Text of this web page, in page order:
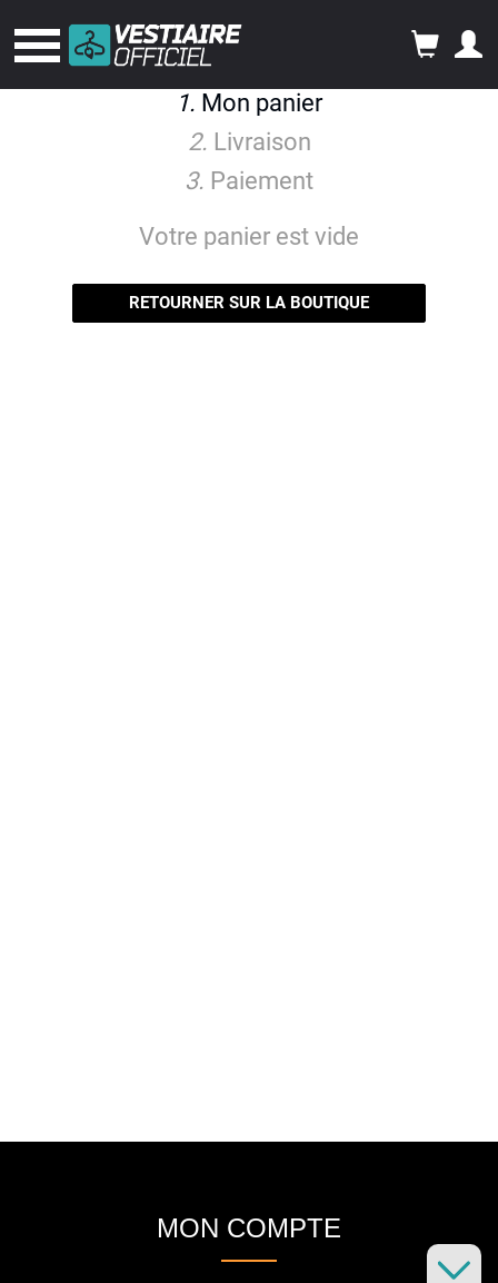
1. Mon panier
2. Livraison
3. Paiement
Votre panier est vide
RETOURNER SUR LA BOUTIQUE
MON COMPTE